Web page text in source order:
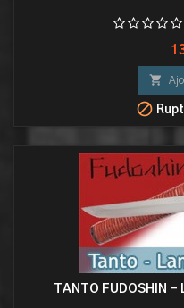


TANTO FUDOSHIN